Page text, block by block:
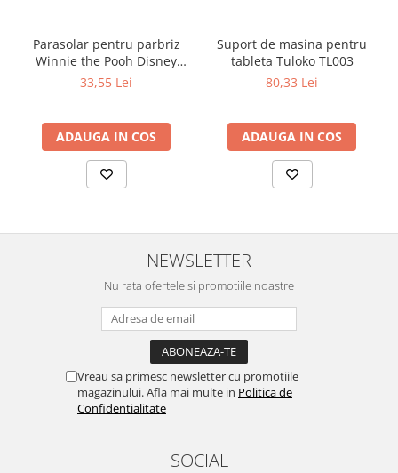
Parasolar pentru parbriz
Winnie the Pooh Disney
Eurasia 26022
33,55 Lei
ADAUGA IN COS
Suport de masina pentru
tableta Tuloko TL003
80,33 Lei
ADAUGA IN COS
NEWSLETTER
Nu rata ofertele si promotiile noastre
Vreau sa primesc newsletter cu promotiile
magazinului. Afla mai multe in Politica de
Confidentialitate
SOCIAL